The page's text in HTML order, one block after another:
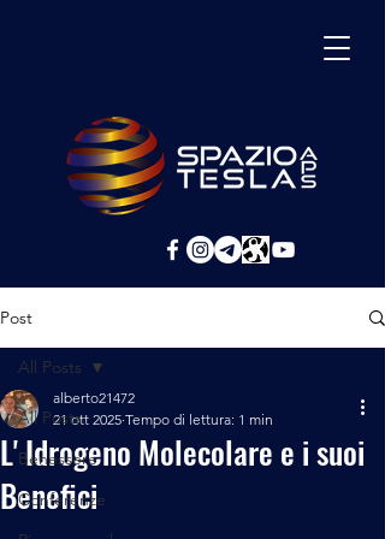
Post
All Posts
Benessere
Conferenze
All Posts
L' Idrogeno Molecolare e i suoi
Benefici
alberto21472
21 ott 2025 Tempo di lettura: 1 min